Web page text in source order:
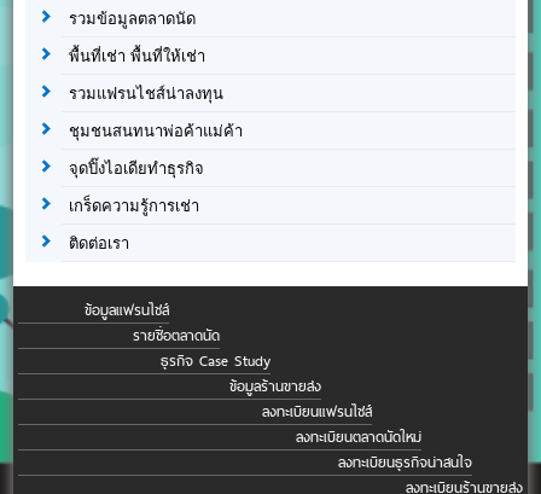
รวมข้อมูลตลาดนัด
พื้นที่เช่า พื้นที่ให้เช่า
รวมแฟรนไชส์น่าลงทุน
ชุมชนสนทนาพ่อค้าแม่ค้า
จุดปิ๊งไอเดียทำธุรกิจ
เกร็ดความรู้การเช่า
ติดต่อเรา
ข้อมูลแฟรนไชส์
รายชื่อตลาดนัด
ธุรกิจ Case Study
ข้อมูลร้านขายส่ง
ลงทะเบียนแฟรนไชส์
ลงทะเบียนตลาดนัดใหม่
ลงทะเบียนธุรกิจน่าสนใจ
ลงทะเบียนร้านขายส่ง